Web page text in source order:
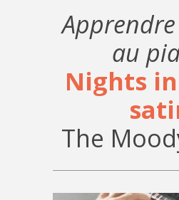
au
Nights
The